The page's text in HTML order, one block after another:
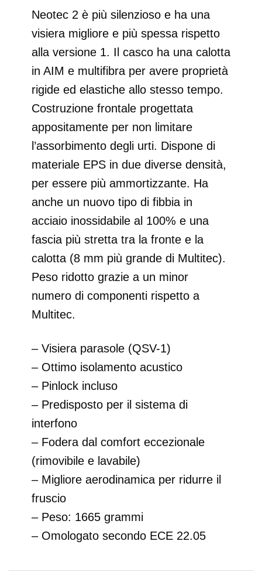
Neotec 2 è più silenzioso e ha una
visiera migliore e più spessa rispetto
alla versione 1. Il casco ha una calotta
in AIM e multifibra per avere proprietà
rigide ed elastiche allo stesso tempo.
Costruzione frontale progettata
appositamente per non limitare
l’assorbimento degli urti. Dispone di
materiale EPS in due diverse densità,
per essere più ammortizzante. Ha
anche un nuovo tipo di fibbia in
acciaio inossidabile al 100% e una
fascia più stretta tra la fronte e la
calotta (8 mm più grande di Multitec).
Peso ridotto grazie a un minor
numero di componenti rispetto a
Multitec.
– Visiera parasole (QSV-1)
– Ottimo isolamento acustico
– Pinlock incluso
– Predisposto per il sistema di
interfono
– Fodera dal comfort eccezionale
(rimovibile e lavabile)
– Migliore aerodinamica per ridurre il
fruscio
– Peso: 1665 grammi
– Omologato secondo ECE 22.05